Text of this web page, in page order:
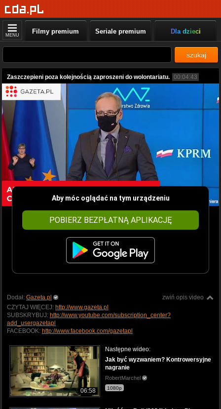
MENU Filmy premium Seriale premium Dla dzieci
szukaj
Zaszczepieni poza kolejnością zaproszeni do wolontariatu. 00:04:43
Aby móc oglądać na tym urządzeniu
POBIERZ BEZPŁATNĄ APLIKACJĘ
zwiń opis video
Dodał: Gazeta.pl
CZYTAJ WIĘCEJ: http://www.gazeta.pl
SUBSKRYBUJ: http://www.youtube.com/subscription_center?
add_usergazetapl
FACEBOOK: http://www.facebook.com/gazetapl
06:58
Następne wideo:
Jak być wyzwaniem? Kontrowersyjne
nagranie
RobertMarchel
1080p